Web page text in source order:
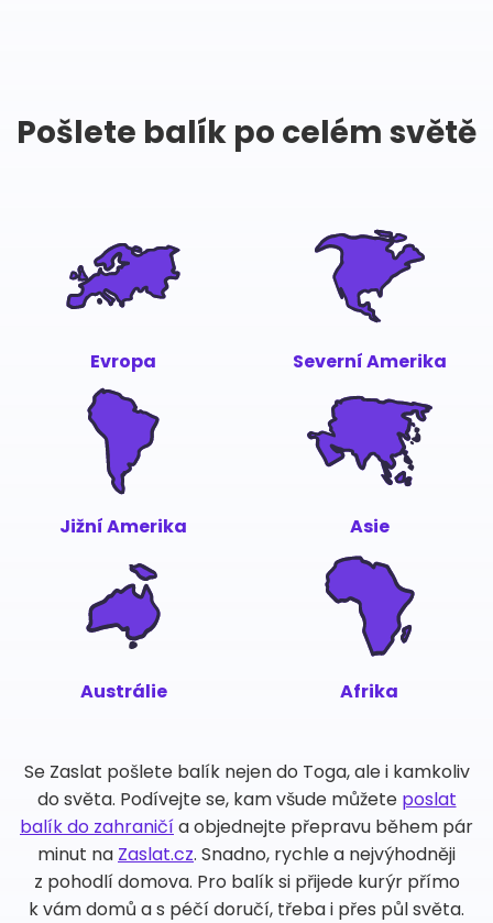
Pošlete balík po celém světě
Evropa Severní Amerika
Jižní Amerika Asie
Austrálie Afrika
Se Zaslat pošlete balík nejen do Toga, ale i kamkoliv
do světa. Podívejte se, kam všude můžete poslat
balík do zahraničía objednejte přepravu během pár
minut na Zaslat.cz. Snadno, rychle a nejvýhodněji
z pohodlí domova. Pro balík si přijede kurýr přímo
k vám domů a s péčí doručí, třeba i přes půl světa.